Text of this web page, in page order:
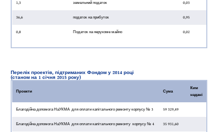
1,3 земельний податок 0,03
36,6 податок на прибуток 0,95
0,8 Податок на нерухоме майно 0,02
Перелік проектів, підтриманих Фондом у 2014 році
(станом на 1 січня 2015 року)
Проекти Сума
Ким
надані
Благодійна допомога НаУКМА для оплати капітального ремонту корпусу № 3 59 329,49
Благодійна допомога НаУКМА для оплати капітального ремонту корпусу № 4 35 931,60